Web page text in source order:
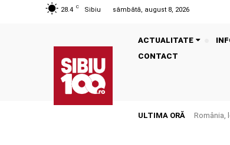
28.4 C Sibiu sâmbătă, august 8, 2026
ACTUALITATE
CONTACT
ULTIMA ORĂ România,